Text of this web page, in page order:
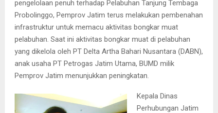
pengelolaan penuh terhadap Pelabuhan Tanjung Tembaga
Probolinggo, Pemprov Jatim terus melakukan pembenahan
infrastruktur untuk memacu aktivitas bongkar muat
pelabuhan. Saat ini aktivitas bongkar muat di pelabuhan
yang dikelola oleh PT Delta Artha Bahari Nusantara (DABN),
anak usaha PT Petrogas Jatim Utama, BUMD milik
Pemprov Jatim menunjukkan peningkatan.
Kepala Dinas
Perhubungan Jatim